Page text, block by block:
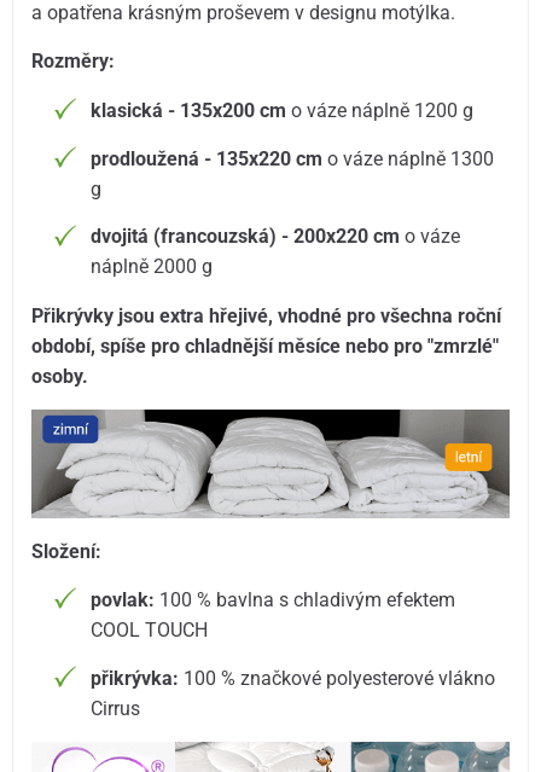
a opatřena krásným proševem v designu motýlka.
Rozměry:
klasická - 135x200 cm o váze náplně 1200 g
prodloužená - 135x220 cm o váze náplně 1300
g
dvojitá (francouzská) - 200x220 cm o váze
náplně 2000 g
Přikrývky jsou extra hřejivé, vhodné pro všechna roční
období, spíše pro chladnější měsíce nebo pro "zmrzlé"
osoby.
Složení:
povlak: 100 % bavlna s chladivým efektem
COOL TOUCH
přikrývka: 100 % značkové polyesterové vlákno
Cirrus